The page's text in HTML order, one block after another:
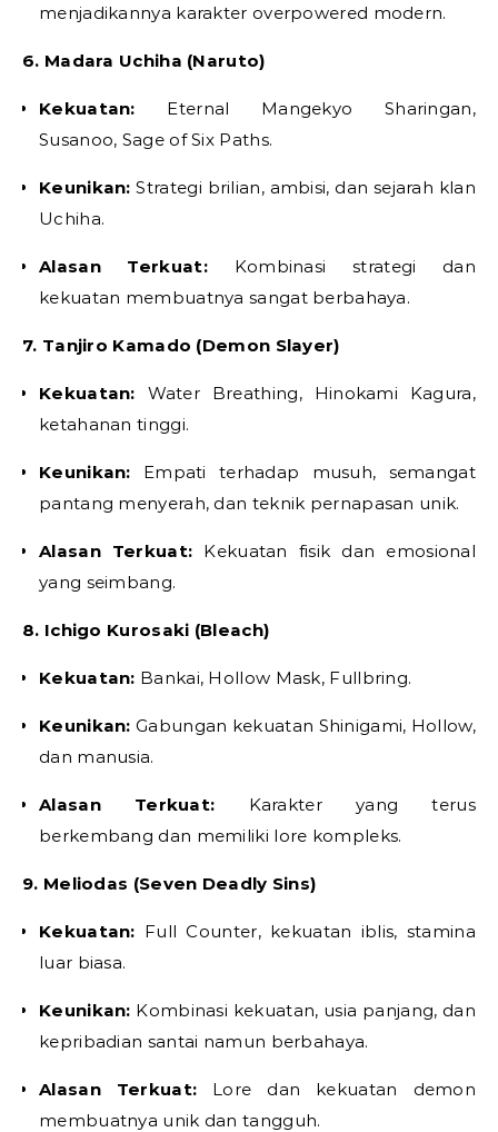
menjadikannya karakter overpowered modern.
6. Madara Uchiha (Naruto)
Kekuatan: Eternal Mangekyo Sharingan,
Susanoo, Sage of Six Paths.
Keunikan: Strategi brilian, ambisi, dan sejarah klan
Uchiha.
Alasan Terkuat:Kombinasi strategi dan
kekuatan membuatnya sangat berbahaya.
7. Tanjiro Kamado (Demon Slayer)
Kekuatan: Water Breathing, Hinokami Kagura,
ketahanan tinggi.
Keunikan: Empati terhadap musuh, semangat
pantang menyerah, dan teknik pernapasan unik.
Alasan Terkuat: Kekuatan fisik dan emosional
yang seimbang.
8. Ichigo Kurosaki (Bleach)
Kekuatan: Bankai, Hollow Mask, Fullbring.
Keunikan: Gabungan kekuatan Shinigami, Hollow,
dan manusia.
Alasan Terkuat: Karakter yang terus
berkembang dan memiliki lore kompleks.
9. Meliodas (Seven Deadly Sins)
Kekuatan: Full Counter, kekuatan iblis, stamina
luar biasa.
Keunikan: Kombinasi kekuatan, usia panjang, dan
kepribadian santai namun berbahaya.
Alasan Terkuat: Lore dan kekuatan demon
membuatnya unik dan tangguh.